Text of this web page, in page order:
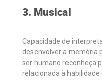
3. Musical
Capacidade de
desenvolver a memória
ser humano reconheça
relacionada à habilidade